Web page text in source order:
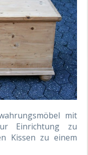
mit
Einrichtung zu
Kissen zu einem